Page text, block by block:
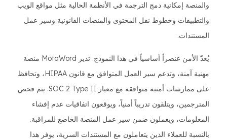
والمنصة إمكانية دمج الترجمة في الأنظمة الحالية مثل مواقع الويب
والتطبيقات وخطوط نقل المحتوى والمنصات القانونية وسير عمل
المستندات.
يُعدّ الأمن عنصراً أساسياً في هذا النموذج. تدير MotaWord منصة
مهنية آمنة، وتدعم سير العمل المتوافق مع قانون HIPAA، وتحافظ
على ممارسات أمنية متوافقة مع معيار SOC 2 Type II. يتم فحص
المترجمين، ويتلقون تدريباً أمنياً، ويوقعون اتفاقيات عدم إفشاء
المعلومات، ويعملون ضمن سير عمل المنصة الخاضع للمراقبة.
بالنسبة للعملاء الذين يتعاملون مع المستندات السرية، يوفر هذا